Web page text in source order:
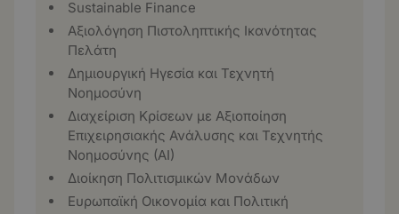
Sustainable Finance
Αξιολόγηση Πιστοληπτικής Ικανότητας
Πελάτη
Δημιουργική Ηγεσία και Τεχνητή
Νοημοσύνη
Διαχείριση Κρίσεων με Αξιοποίηση
Επιχειρησιακής Ανάλυσης και Τεχνητής
Νοημοσύνης (ΑΙ)
Διοίκηση Πολιτισμικών Μονάδων
Ευρωπαϊκή Οικονομία και Πολιτική